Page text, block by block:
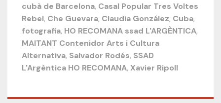
cubà de Barcelona, Casal Popular Tres Voltes
Rebel, Che Guevara, Claudia González, Cuba,
fotografia, HO RECOMANA ssad L'ARGÈNTICA,
MAITANT Contenidor Arts i Cultura
Alternativa, Salvador Rodés, SSAD
L'Argèntica HO RECOMANA, Xavier Ripoll